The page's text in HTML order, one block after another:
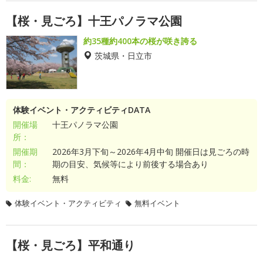
【桜・見ごろ】十王パノラマ公園
約35種約400本の桜が咲き誇る
茨城県・日立市
体験イベント・アクティビティDATA
開催場
所：
十王パノラマ公園
開催期
間：
2026年3月下旬～2026年4月中旬 開催日は見ごろの時
期の目安、気候等により前後する場合あり
料金:
無料
体験イベント・アクティビティ 無料イベント
【桜・見ごろ】平和通り